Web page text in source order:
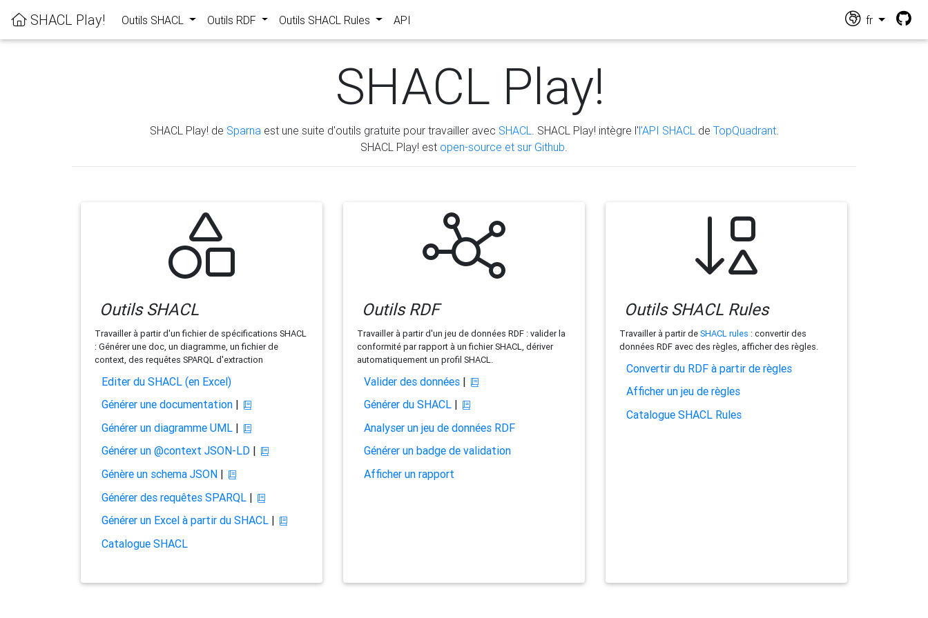
SHACL Play! Outils SHACL Outils RDF Outils SHACL Rules API fr
SHACL Play!
SHACL Play! de Sparna est une suite d'outils gratuite pour travailler avec SHACL . SHACL Play! intègre l'l'API SHACL de TopQuadrant.
SHACL Play! est open-source et sur Github
Outils SHACL
Travailler à partir d'un fichier de spécifications SHACL
: Générer une doc, un diagramme, un fichier de
context, des requêtes SPARQL d'extraction
Editer du SHACL (en Excel)
Générer une documentation|
Générer un diagramme UML|
Générer un @context JSON-LD|
Génère un schema JSON|
Générer des requêtes SPARQL|
Générer un Excel à partir du SHACL|
Catalogue SHACL
Outils RDF
Travailler à partir d'un jeu de données RDF : valider la
conformité par rapport à un fichier SHACL, dériver
automatiquement un profil SHACL.
Valider des données|
Générer du SHACL|
Analyser un jeu de données RDF
Générer un badge de validation
Afficher un rapport
Outils SHACL Rules
Travailler à partir deSHACL rules : convertir des
données RDF avec des règles, afficher des règles.
Convertir du RDF à partir de règles
Afficher un jeu de règles
Catalogue SHACL Rules